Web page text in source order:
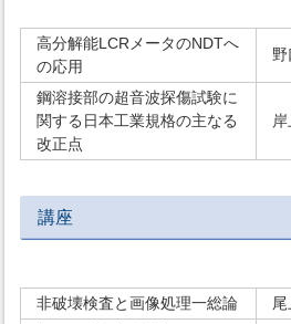
高分解能LCRメータのNDTへ
の応用
鋼溶接部の超音波探傷試験に
関する日本工業規格の主なる
改正点
講座
非破壊検査と画像処理一総論